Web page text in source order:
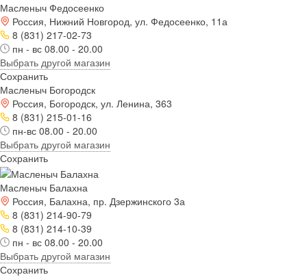
Масленыч Федосеенко
Россия, Нижний Новгород, ул. Федосеенко, 11а
8 (831) 217-02-73
пн - вс 08.00 - 20.00
Выбрать другой магазин
Сохранить
Масленыч Богородск
Россия, Богородск, ул. Ленина, 363
8 (831) 215-01-16
пн-вс 08.00 - 20.00
Выбрать другой магазин
Сохранить
Масленыч Балахна
Россия, Балахна, пр. Дзержинского 3а
8 (831) 214-90-79
8 (831) 214-10-39
пн - вс 08.00 - 20.00
Выбрать другой магазин
Сохранить